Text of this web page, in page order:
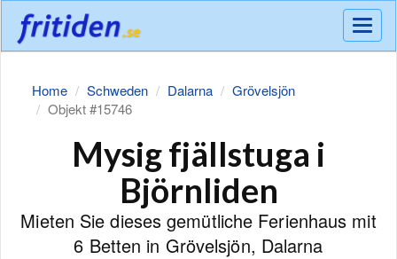
Meny
Home Schweden Dalarna
Grövelsjön
Objekt #15746
Mysig fjällstuga i
Björnliden
Mieten Sie dieses gemütliche Ferienhaus mit
6 Betten in Grövelsjön, Dalarna